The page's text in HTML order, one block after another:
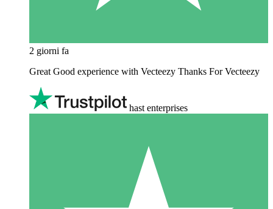
2 giorni fa
Great Good experience with Vecteezy Thanks For Vecteezy
hast enterprises